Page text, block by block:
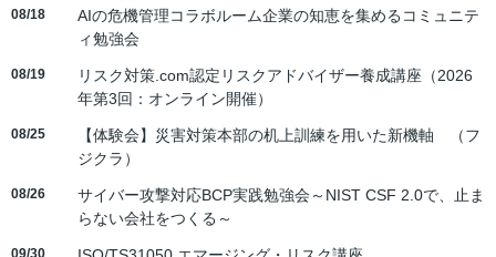
08/18
AIの危機管理コラボルーム企業の知恵を集めるコミュニテ
ィ勉強会
08/19
リスク対策.com認定リスクアドバイザー養成講座（2026
年第3回：オンライン開催）
08/25
【体験会】災害対策本部の机上訓練を用いた新機軸 （フ
ジクラ）
08/26
サイバー攻撃対応BCP実践勉強会～NIST CSF 2.0で、止ま
らない会社をつくる～
09/30